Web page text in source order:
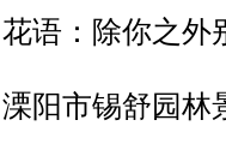
花语：除你之外
溧阳市锡舒园林